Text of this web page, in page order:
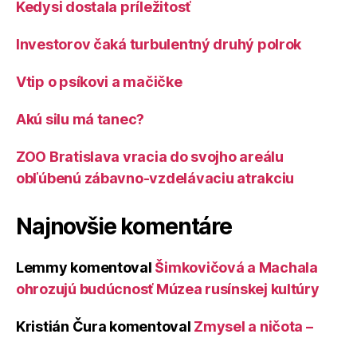
Kedysi dostala príležitosť
Investorov čaká turbulentný druhý polrok
Vtip o psíkovi a mačičke
Akú silu má tanec?
ZOO Bratislava vracia do svojho areálu
obľúbenú zábavno-vzdelávaciu atrakciu
Najnovšie komentáre
Lemmy komentoval Šimkovičová a Machala
ohrozujú budúcnosť Múzea rusínskej kultúry
Kristián Čura komentoval Zmysel a ničota –